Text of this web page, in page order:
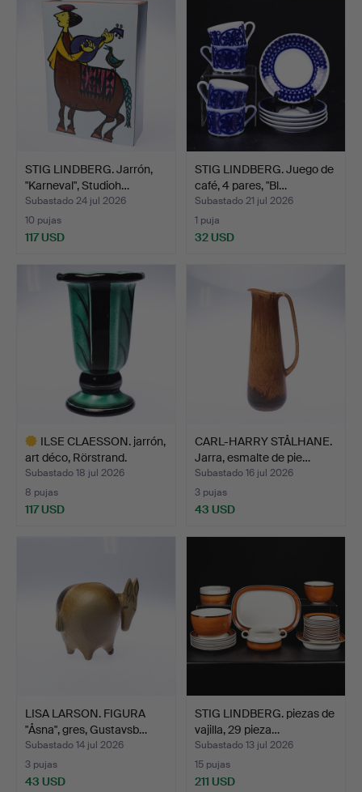
STIG LINDBERG. Jarrón,
"Karneval", Studioh…
Subastado 24 jul 2026
10 pujas
117 USD
STIG LINDBERG. Juego de
café, 4 pares, "Bl…
Subastado 21 jul 2026
1 puja
32 USD
ILSE CLAESSON. jarrón,
art déco, Rörstrand.
Subastado 18 jul 2026
8 pujas
117 USD
CARL-HARRY STÅLHANE.
Jarra, esmalte de pie…
Subastado 16 jul 2026
3 pujas
43 USD
LISA LARSON. FIGURA
"Åsna", gres, Gustavsb…
Subastado 14 jul 2026
3 pujas
43 USD
STIG LINDBERG. piezas de
vajilla, 29 pieza…
Subastado 13 jul 2026
15 pujas
211 USD